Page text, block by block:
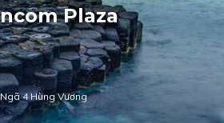
Plaza
4 Hùng Vương